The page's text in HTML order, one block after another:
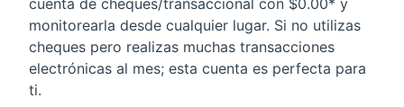
cuenta de cheques/transaccional con $0.00* y
monitorearla desde cualquier lugar. Si no utilizas
cheques pero realizas muchas transacciones
electrónicas al mes; esta cuenta es perfecta para
ti.